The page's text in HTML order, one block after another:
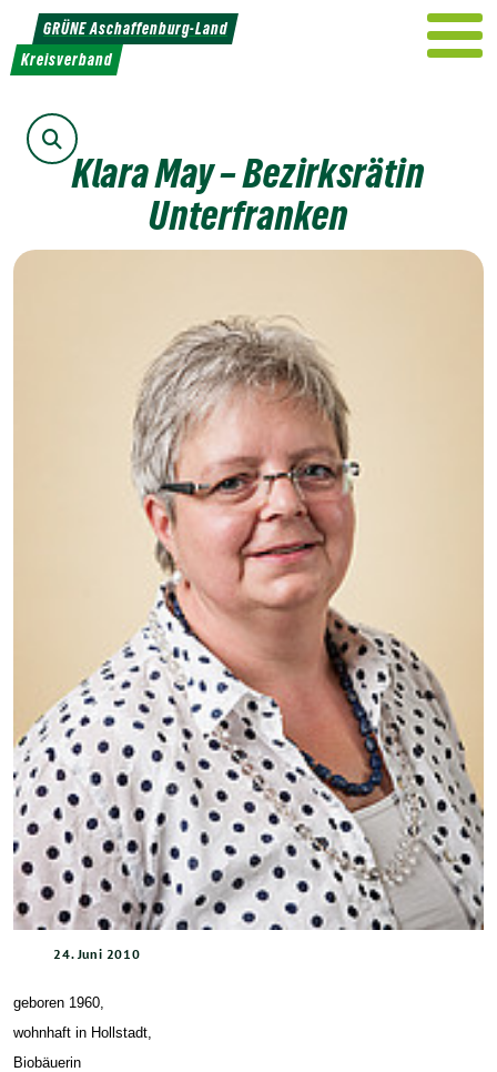
Weiter
zum
Inhalt
GRÜNE Aschaffenburg-Land
Kreisverband
Suche
Klara May – Bezirksrätin
Unterfranken
24. Juni 2010
geboren 1960,
wohnhaft in Hollstadt,
Biobäuerin